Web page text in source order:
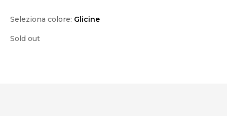
Seleziona colore: Glicine
Sold out